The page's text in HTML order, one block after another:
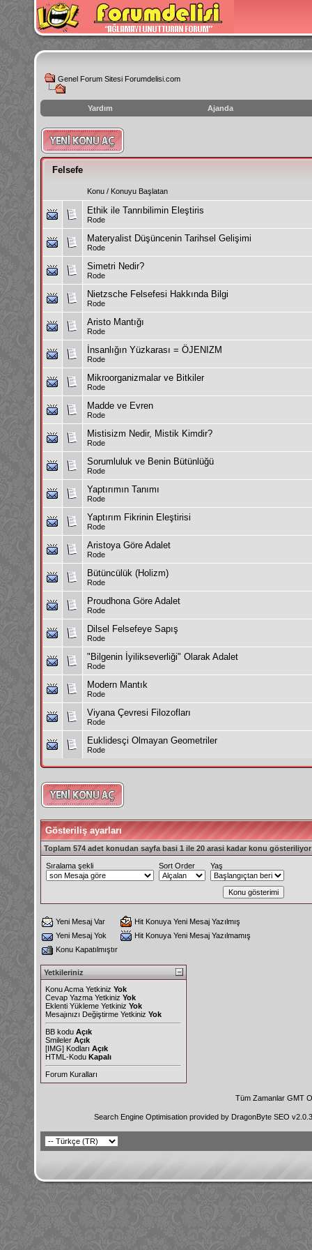
Genel Forum Sitesi Forumdelisi.com
Yardım Ajanda
instagram
izlenme
hilesi
Felsefe
Konu / Konuyu Başlatan
Ethik ile Tanrıbilimin Eleştiris
Rode
Materyalist Düşüncenin Tarihsel Gelişimi
Rode
Simetri Nedir?
Rode
Nietzsche Felsefesi Hakkında Bilgi
Rode
Aristo Mantığı
Rode
İnsanlığın Yüzkarası = ÖJENIZM
Rode
Mikroorganizmalar ve Bitkiler
Rode
Madde ve Evren
Rode
Mistisizm Nedir, Mistik Kimdir?
Rode
Sorumluluk ve Benin Bütünlüğü
Rode
Yaptırımın Tanımı
Rode
Yaptırım Fikrinin Eleştirisi
Rode
Aristoya Göre Adalet
Rode
Bütüncülük (Holizm)
Rode
Proudhona Göre Adalet
Rode
Dilsel Felsefeye Sapış
Rode
"Bilgenin İyilikseverliği" Olarak Adalet
Rode
Modern Mantık
Rode
Viyana Çevresi Filozofları
Rode
Euklidesçi Olmayan Geometriler
Rode
Gösteriliş ayarları
Toplam 574 adet konudan sayfa basi 1 ile 20 arasi kadar konu gösteriliyor
Sıralama şekli Sort Order Yaş
Yeni Mesaj Var
Hit Konuya Yeni Mesaj Yazılmış
Yeni Mesaj Yok
Hit Konuya Yeni Mesaj Yazılmamış
Konu Kapatılmıştır
Yetkileriniz
Konu Acma Yetkiniz Yok
Cevap Yazma Yetkiniz Yok
Eklenti Yükleme Yetkiniz Yok
Mesajınızı Değiştirme Yetkiniz Yok
BB kodu Açık
Smileler Açık
[IMG] Kodları Açık
HTML-Kodu Kapalı
Forum Kuralları
Tüm Zamanlar GMT
Search Engine Optimisation provided by DragonByte SEO